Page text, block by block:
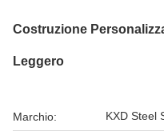
Costruzione
Leggero
Marchio: KXD Steel